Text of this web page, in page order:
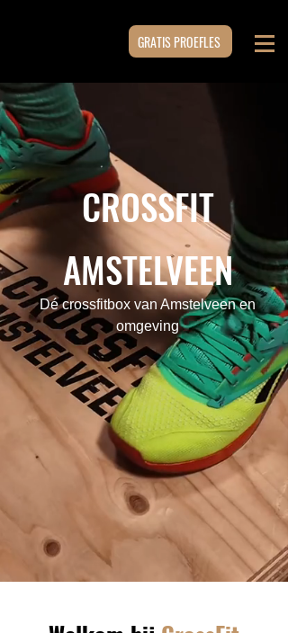
GRATIS PROEFLES
CROSSFIT
AMSTELVEEN
Dé crossfitbox van Amstelveen en
omgeving